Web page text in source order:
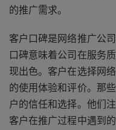
的推广需求。
客户口碑是网络推广公
口碑意味着公司在服务
现出色。客户在选择网
的使用体验和评价。那
户的信任和选择。他们
客户在推广过程中遇到